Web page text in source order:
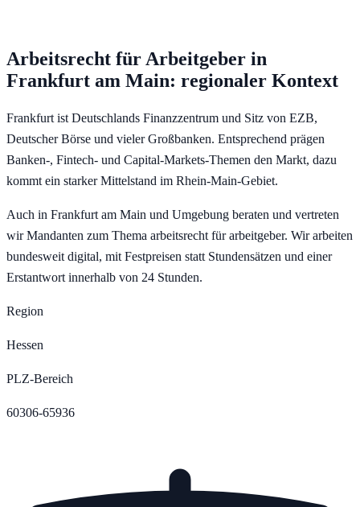
Arbeitsrecht für Arbeitgeber in
Frankfurt am Main: regionaler Kontext
Frankfurt ist Deutschlands Finanzzentrum und Sitz von EZB,
Deutscher Börse und vieler Großbanken. Entsprechend prägen
Banken-, Fintech- und Capital-Markets-Themen den Markt, dazu
kommt ein starker Mittelstand im Rhein-Main-Gebiet.
Auch in Frankfurt am Main und Umgebung beraten und vertreten
wir Mandanten zum Thema arbeitsrecht für arbeitgeber. Wir arbeiten
bundesweit digital, mit Festpreisen statt Stundensätzen und einer
Erstantwort innerhalb von 24 Stunden.
Region
Hessen
PLZ-Bereich
60306-65936